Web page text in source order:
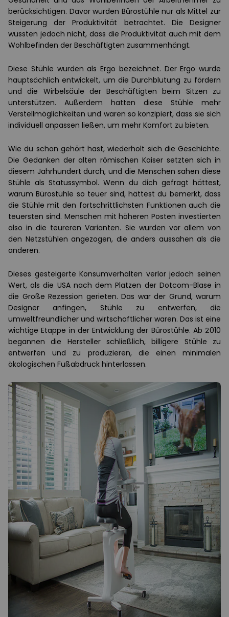
berücksichtigen. Davor wurden Bürostühle nur als Mittel zur
Steigerung der Produktivität betrachtet. Die Designer
wussten jedoch nicht, dass die Produktivität auch mit dem
Wohlbefinden der Beschäftigten zusammenhängt.
Diese Stühle wurden als Ergo bezeichnet. Der Ergo wurde
hauptsächlich entwickelt, um die Durchblutung zu fördern
und die Wirbelsäule der Beschäftigten beim Sitzen zu
unterstützen. Außerdem hatten diese Stühle mehr
Verstellmöglichkeiten und waren so konzipiert, dass sie sich
individuell anpassen ließen, um mehr Komfort zu bieten.
Wie du schon gehört hast, wiederholt sich die Geschichte.
Die Gedanken der alten römischen Kaiser setzten sich in
diesem Jahrhundert durch, und die Menschen sahen diese
Stühle als Statussymbol. Wenn du dich gefragt hättest,
warum Bürostühle so teuer sind, hättest du bemerkt, dass
die Stühle mit den fortschrittlichsten Funktionen auch die
teuersten sind. Menschen mit höheren Posten investierten
also in die teureren Varianten. Sie wurden vor allem von
den Netzstühlen angezogen, die anders aussahen als die
anderen.
Dieses gesteigerte Konsumverhalten verlor jedoch seinen
Wert, als die USA nach dem Platzen der Dotcom-Blase in
die Große Rezession gerieten. Das war der Grund, warum
Designer anfingen, Stühle zu entwerfen, die
umweltfreundlicher und wirtschaftlicher waren. Das ist eine
wichtige Etappe in der Entwicklung der Bürostühle. Ab 2010
begannen die Hersteller schließlich, billigere Stühle zu
entwerfen und zu produzieren, die einen minimalen
ökologischen Fußabdruck hinterlassen.